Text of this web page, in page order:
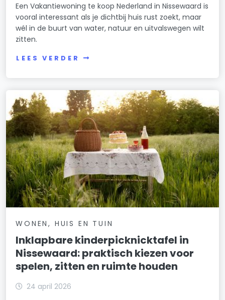
Een Vakantiewoning te koop Nederland in Nissewaard is
vooral interessant als je dichtbij huis rust zoekt, maar
wél in de buurt van water, natuur en uitvalswegen wilt
zitten.
LEES VERDER
WONEN, HUIS EN TUIN
Inklapbare kinderpicknicktafel in
Nissewaard: praktisch kiezen voor
spelen, zitten en ruimte houden
24 april 2026